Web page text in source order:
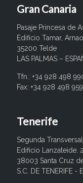
Gran Canaria
Pasaje Princesa de
Edificio Tamar, Arnao
35200 Telde
LAS PALMAS –
Tfn.: +34 928 498
Fax: +34 928 498 959
Tenerife
Segunda
Edificio Lanzateide.
38003 Santa Cruz
S.C. DE TENERIFE -